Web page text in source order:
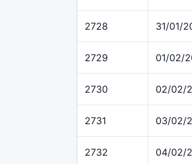
2728 31/01/
2729 01/02/
2730 02/02/
2731 03/02/
2732 04/02/